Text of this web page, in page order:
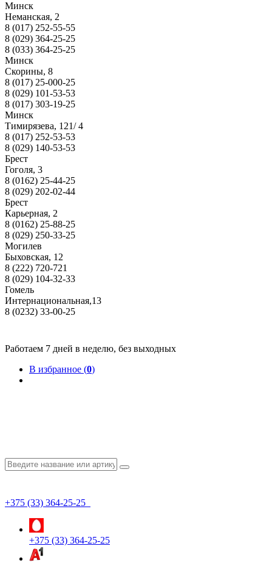
Минск
Неманская, 2
8 (017) 252-55-55
8 (029) 364-25-25
8 (033) 364-25-25
Минск
Скорины, 8
8 (017) 25-000-25
8 (029) 101-53-53
8 (017) 303-19-25
Минск
Тимирязева, 121/ 4
8 (017) 252-53-53
8 (029) 140-53-53
Брест
Гоголя, 3
8 (0162) 25-44-25
8 (029) 202-02-44
Брест
Карьерная, 2
8 (0162) 25-88-25
8 (029) 250-33-25
Могилев
Быховская, 12
8 (222) 720-721
8 (029) 104-32-33
Гомель
Интернациональная,13
8 (0232) 33-00-25
Работаем 7 дней в неделю, без выходных
В избранное (0)
+375 (33) 364-25-25
+375 (33) 364-25-25